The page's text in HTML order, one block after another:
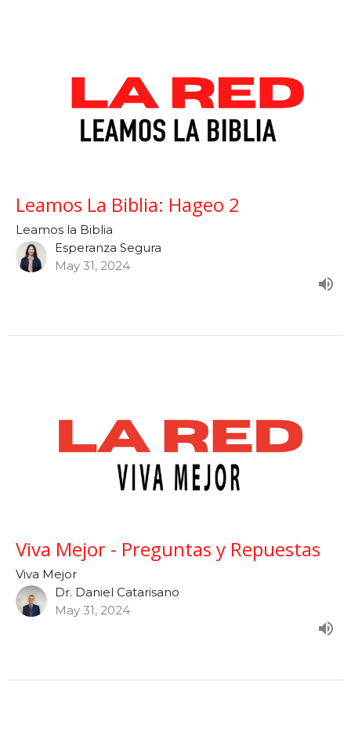
Leamos La Biblia: Hageo 2
Leamos la Biblia
Esperanza Segura
May 31, 2024
Viva Mejor - Preguntas y Repuestas
Viva Mejor
Dr. Daniel Catarisano
May 31, 2024